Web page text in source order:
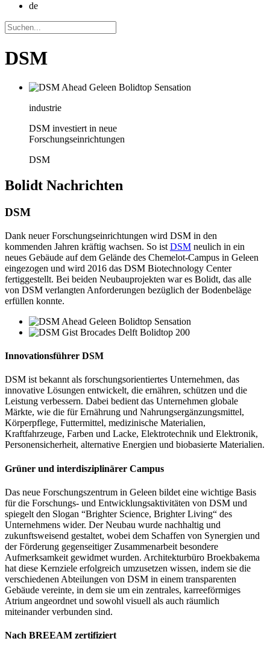
de
DSM
industrie
DSM investiert in neue
Forschungseinrichtungen
DSM
Bolidt Nachrichten
DSM
Dank neuer Forschungseinrichtungen wird DSM in den
kommenden Jahren kräftig wachsen. So ist DSM neulich in ein
neues Gebäude auf dem Gelände des Chemelot-Campus in Geleen
eingezogen und wird 2016 das DSM Biotechnology Center
fertiggestellt. Bei beiden Neubauprojekten war es Bolidt, das alle
von DSM verlangten Anforderungen bezüglich der Bodenbeläge
erfüllen konnte.
Innovationsführer DSM
DSM ist bekannt als forschungsorientiertes Unternehmen, das
innovative Lösungen entwickelt, die ernähren, schützen und die
Leistung verbessern. Dabei bedient das Unternehmen globale
Märkte, wie die für Ernährung und Nahrungsergänzungsmittel,
Körperpflege, Futtermittel, medizinische Materialien,
Kraftfahrzeuge, Farben und Lacke, Elektrotechnik und Elektronik,
Personensicherheit, alternative Energien und biobasierte Materialien.
Grüner und interdisziplinärer Campus
Das neue Forschungszentrum in Geleen bildet eine wichtige Basis
für die Forschungs- und Entwicklungsaktivitäten von DSM und
spiegelt den Slogan “Brighter Science, Brighter Living“ des
Unternehmens wider. Der Neubau wurde nachhaltig und
zukunftsweisend gestaltet, wobei dem Schaffen von Synergien und
der Förderung gegenseitiger Zusammenarbeit besondere
Aufmerksamkeit gewidmet wurden. Architekturbüro Broekbakema
hat diese Kernziele erfolgreich umzusetzen wissen, indem sie die
verschiedenen Abteilungen von DSM in einem transparenten
Gebäude vereinte, in dem sie um ein zentrales, karreeförmiges
Atrium angeordnet und sowohl visuell als auch räumlich
miteinander verbunden sind.
Nach BREEAM zertifiziert